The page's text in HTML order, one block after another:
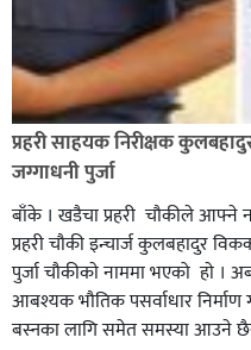
रौतहटमा १२ हजार लिटर
आगलागी सडक अबरुद्ध,
प्रहरी साहयक निरीक्षक
जग्गाधनी पुर्जा
बाँके । खडैचा प्रहरी चाैकीले आफ्ने
प्रहरी चाैकी इन्चार्ज कुलबहादुर
पुर्जा चाैकीकाे नाममा भएको हाे ।
आबश्यक भाैतिक पसर्वाधार निर्माण
बस्नका लागि समेत समस्या आउने